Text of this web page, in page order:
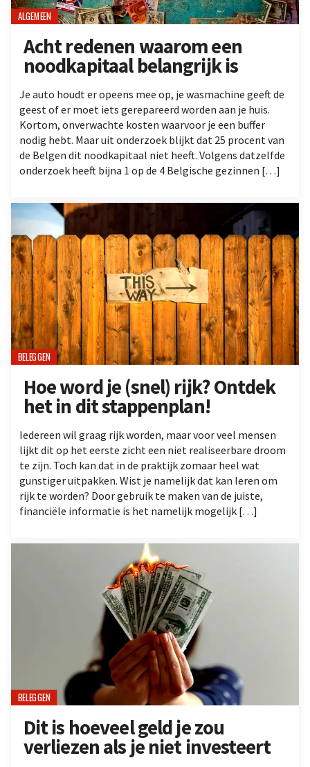
ALGEMEEN
Acht redenen waarom een
noodkapitaal belangrijk is
Je auto houdt er opeens mee op, je wasmachine geeft de
geest of er moet iets gerepareerd worden aan je huis.
Kortom, onverwachte kosten waarvoor je een buffer
nodig hebt. Maar uit onderzoek blijkt dat 25 procent van
de Belgen dit noodkapitaal niet heeft. Volgens datzelfde
onderzoek heeft bijna 1 op de 4 Belgische gezinnen […]
BELEGGEN
Hoe word je (snel) rijk? Ontdek
het in dit stappenplan!
Iedereen wil graag rijk worden, maar voor veel mensen
lijkt dit op het eerste zicht een niet realiseerbare droom
te zijn. Toch kan dat in de praktijk zomaar heel wat
gunstiger uitpakken. Wist je namelijk dat kan leren om
rijk te worden? Door gebruik te maken van de juiste,
financiële informatie is het namelijk mogelijk […]
BELEGGEN
Dit is hoeveel geld je zou
verliezen als je niet investeert